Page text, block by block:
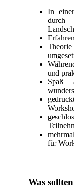
In
und
Spaß
für
Was